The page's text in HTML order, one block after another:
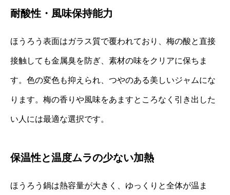
耐酸性・風味保持能力
ほうろう表面はガラス質で覆われており、梅の酸と直接
接触しても金属臭を防ぎ、素材の味をクリアに保ちま
す。色の変色も抑えられ、つやのある美しいジャムにな
ります。梅の香りや風味をあますところなく引き出した
い人には最適な選択です。
保温性と温度ムラの少ない加熱
ほうろう鍋は熱容量が大きく、ゆっくりと全体が温ま